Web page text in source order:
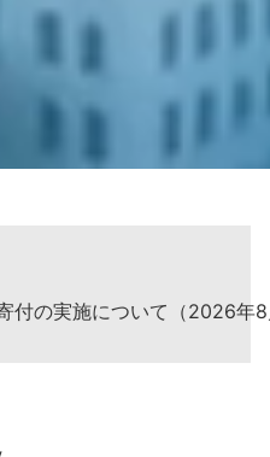
付の実施について（2026年